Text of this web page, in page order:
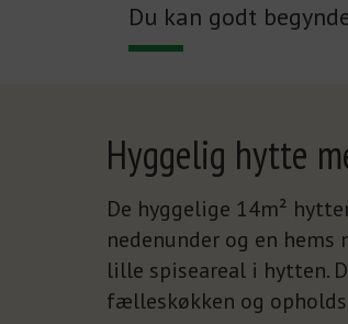
Du kan godt
Hyggelig hytte
De hyggelige 14m²
nedenunder og en hems
lille spiseareal i hytten.
fælleskøkken og